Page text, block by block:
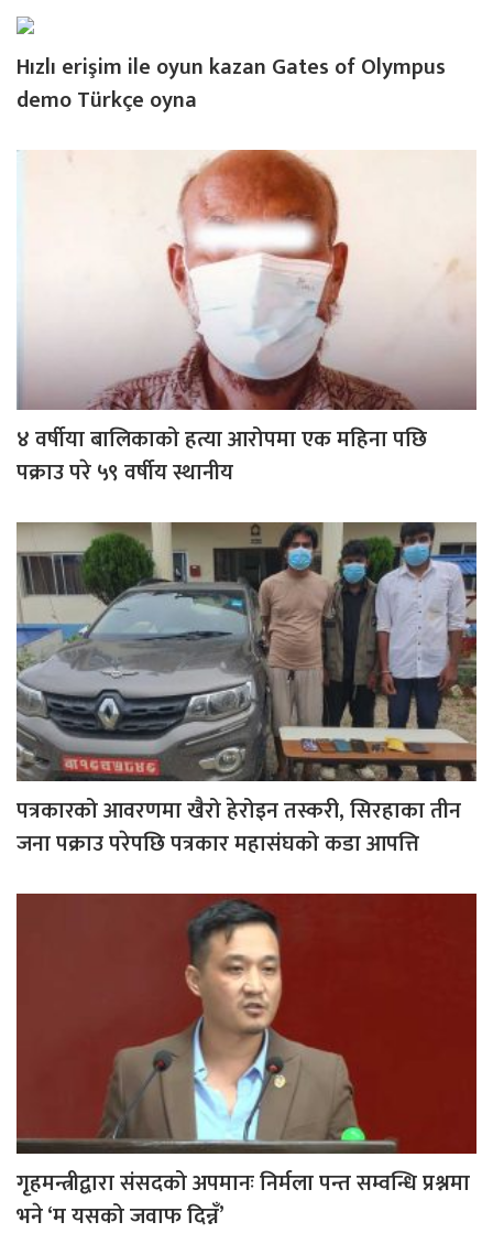
Hızlı erişim ile oyun kazan Gates of Olympus
demo Türkçe oyna
४ वर्षीया बालिकाको हत्या आरोपमा एक महिना पछि
पक्राउ परे ५९ वर्षीय स्थानीय
पत्रकारको आवरणमा खैरो हेरोइन तस्करी, सिरहाका तीन
जना पक्राउ परेपछि पत्रकार महासंघको कडा आपत्ति
गृहमन्त्रीद्वारा संसदको अपमानः निर्मला पन्त सम्वन्धि प्रश्नमा
भने ‘म यसको जवाफ दिन्नँ’